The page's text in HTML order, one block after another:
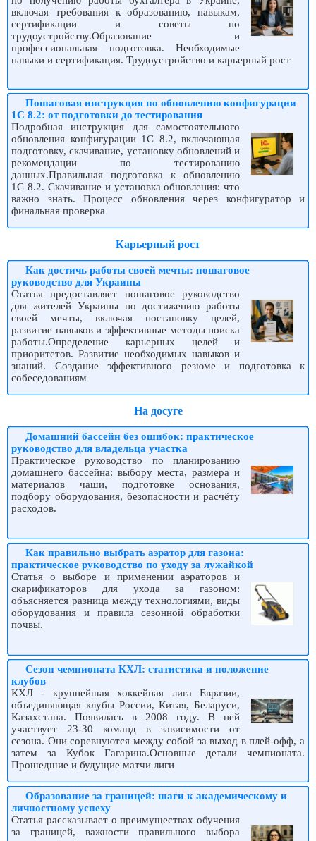
включая требования к образованию, навыкам,
сертификации и советы по
трудоустройству.Образование и
профессиональная подготовка. Необходимые
навыки и сертификация. Трудоустройство и карьерный рост
Пошаговая инструкция по обновлению конфигурации
1С 8.2: от подготовки до тестирования
Подробная инструкция для самостоятельного
обновления конфигурации 1С 8.2, включающая
подготовку, скачивание, установку обновлений и
рекомендации по тестированию
данных.Правильная подготовка к обновлению
1С 8.2. Скачивание и установка обновления: что
важно знать. Процесс обновления через конфигуратор и
финальная проверка
Карьерный рост
Как достичь работы своей мечты: пошаговое
руководство для Украины
Статья предоставляет пошаговое руководство
для жителей Украины по достижению работы
своей мечты, включая постановку целей,
развитие навыков и эффективные методы поиска
работы.Определение карьерных целей и
приоритетов. Развитие необходимых навыков и
знаний. Создание эффективного резюме и подготовка к
собеседованиям
На досуге
Домашний бассейн без ошибок: практическое
руководство для владельца участка
Практическое руководство по планированию
домашнего бассейна: выбору места, размера и
материалов чаши, подготовке основания,
подбору оборудования, безопасности и расчёту
расходов.
Как правильно выбрать аэратор для газона:
практическое руководство по уходу за лужайкой
Статья о выборе и применении аэраторов и
скарификаторов для ухода за газоном:
объясняется разница между технологиями, виды
оборудования и правила сезонной обработки
почвы.
Сезон чемпионата КХЛ: статистика и положение
клубов
КХЛ - крупнейшая хоккейная лига Евразии,
объединяющая клубы России, Китая, Беларуси,
Казахстана. Появилась в 2008 году. В ней
участвует 23-30 команд в зависимости от
сезона. Они соревнуются между собой за выход в плей-офф, а
затем за Кубок Гагарина.Основные детали чемпионата.
Прошедшие и будущие матчи лиги
Образование за границей: шаги к академическому и
личностному успеху
Статья рассказывает о преимуществах обучения
за границей, важности правильного выбора